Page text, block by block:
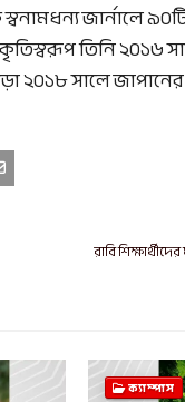
জার্নালে
তিনি ২০১৬
২০১৮ সালে
রাবি
ক্যাম্পাস